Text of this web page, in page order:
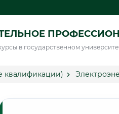
в государственном
квалификации)